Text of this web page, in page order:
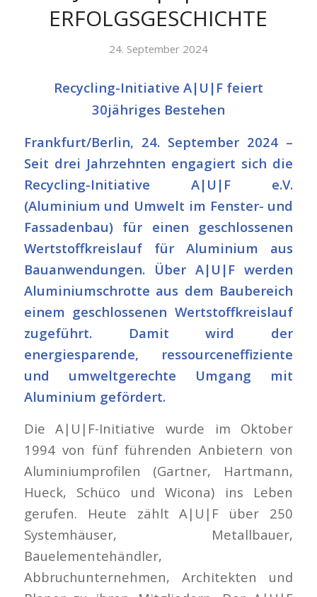
ERFOLGSGESCHICHTE
24. September 2024
Recycling-Initiative A|U|F feiert
30jähriges Bestehen
Frankfurt/Berlin, 24. September 2024 –
Seit drei Jahrzehnten engagiert sich die
Recycling-Initiative A|U|F e.V.
(Aluminium und Umwelt im Fenster- und
Fassadenb­­­au) für einen geschlossenen
Wertstoffkreislauf für Aluminium aus
Bauanwendungen. Über A|U|F werden
Aluminiumschrotte aus dem Baubereich
einem geschlossenen Wertstoffkreislauf
zugeführt. Damit wird der
energiesparende, ressourceneffiziente
und umweltgerechte Umgang mit
Aluminium gefördert.
Die A|U|F-Initiative wurde im Oktober
1994 von fünf führenden Anbietern von
Aluminiumprofilen (Gartner, Hartmann,
Hueck, Schüco und Wicona) ins Leben
gerufen. Heute zählt A|U|F über 250
Systemhäuser, Metallbauer,
Bauelementehändler,
Abbruchunternehmen, Architekten und